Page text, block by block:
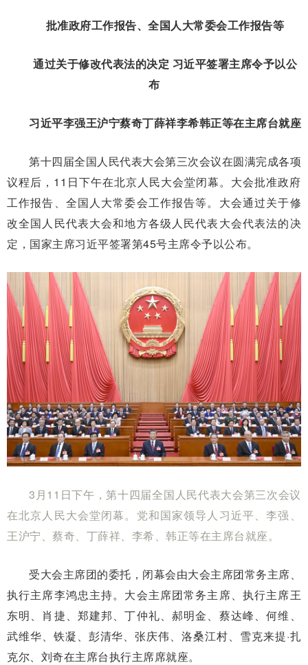
批准政府工作报告、全国人大常委会工作报告等
通过关于修改代表法的决定 习近平签署主席令予以公
布
习近平李强王沪宁蔡奇丁薛祥李希韩正等在主席台就座
第十四届全国人民代表大会第三次会议在圆满完成各项
议程后，11日下午在北京人民大会堂闭幕。大会批准政府
工作报告、全国人大常委会工作报告等。大会通过关于修
改全国人民代表大会和地方各级人民代表大会代表法的决
定，国家主席习近平签署第45号主席令予以公布。
3月11日下午，第十四届全国人民代表大会第三次会议
在北京人民大会堂闭幕。党和国家领导人习近平、李强、
王沪宁、蔡奇、丁薛祥、李希、韩正等在主席台就座。
受大会主席团的委托，闭幕会由大会主席团常务主席、
执行主席李鸿忠主持。大会主席团常务主席、执行主席王
东明、肖捷、郑建邦、丁仲礼、郝明金、蔡达峰、何维、
武维华、铁凝、彭清华、张庆伟、洛桑江村、雪克来提·扎
克尔、刘奇在主席台执行主席席就座。